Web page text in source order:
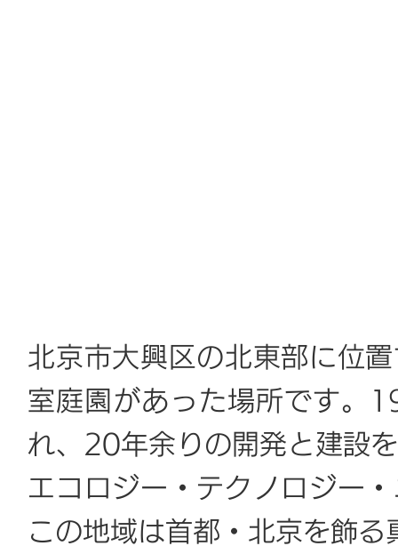
北京市大興区の北東部に位
室庭園があった場所です。
れ、20年余りの開発と建設
エコロジー・テクノロジー
この地域は首都・北京を飾